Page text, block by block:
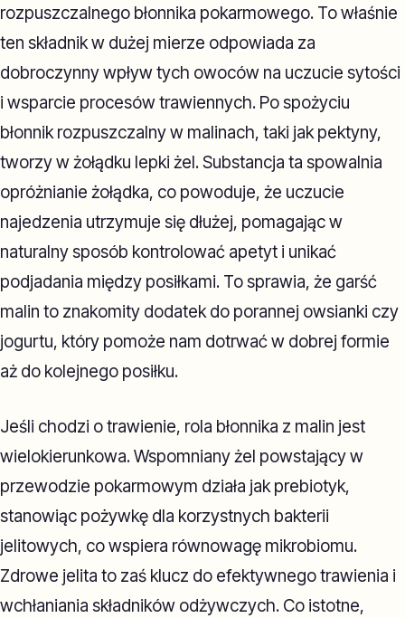
rozpuszczalnego błonnika pokarmowego. To właśnie
ten składnik w dużej mierze odpowiada za
dobroczynny wpływ tych owoców na uczucie sytości
i wsparcie procesów trawiennych. Po spożyciu
błonnik rozpuszczalny w malinach, taki jak pektyny,
tworzy w żołądku lepki żel. Substancja ta spowalnia
opróżnianie żołądka, co powoduje, że uczucie
najedzenia utrzymuje się dłużej, pomagając w
naturalny sposób kontrolować apetyt i unikać
podjadania między posiłkami. To sprawia, że garść
malin to znakomity dodatek do porannej owsianki czy
jogurtu, który pomoże nam dotrwać w dobrej formie
aż do kolejnego posiłku.
Jeśli chodzi o trawienie, rola błonnika z malin jest
wielokierunkowa. Wspomniany żel powstający w
przewodzie pokarmowym działa jak prebiotyk,
stanowiąc pożywkę dla korzystnych bakterii
jelitowych, co wspiera równowagę mikrobiomu.
Zdrowe jelita to zaś klucz do efektywnego trawienia i
wchłaniania składników odżywczych. Co istotne,